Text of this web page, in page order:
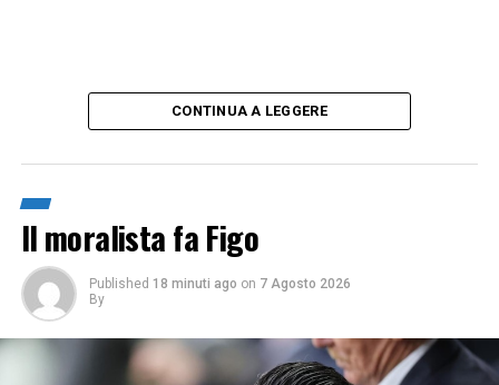
CONTINUA A LEGGERE
Il moralista fa Figo
Published 18 minuti ago on 7 Agosto 2026
By